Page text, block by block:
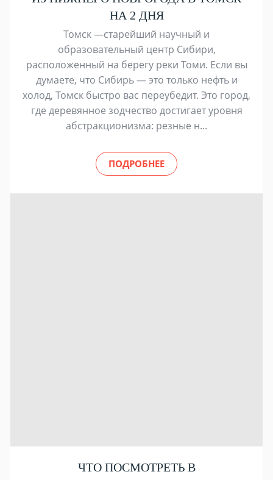
НА 2 ДНЯ
Томск —старейший научный и
образовательный центр Сибири,
расположенный на берегу реки Томи. Если вы
думаете, что Сибирь — это только нефть и
холод, Томск быстро вас переубедит. Это город,
где деревянное зодчество достигает уровня
абстракционизма: резные н...
ПОДРОБНЕЕ
ЧТО ПОСМОТРЕТЬ В